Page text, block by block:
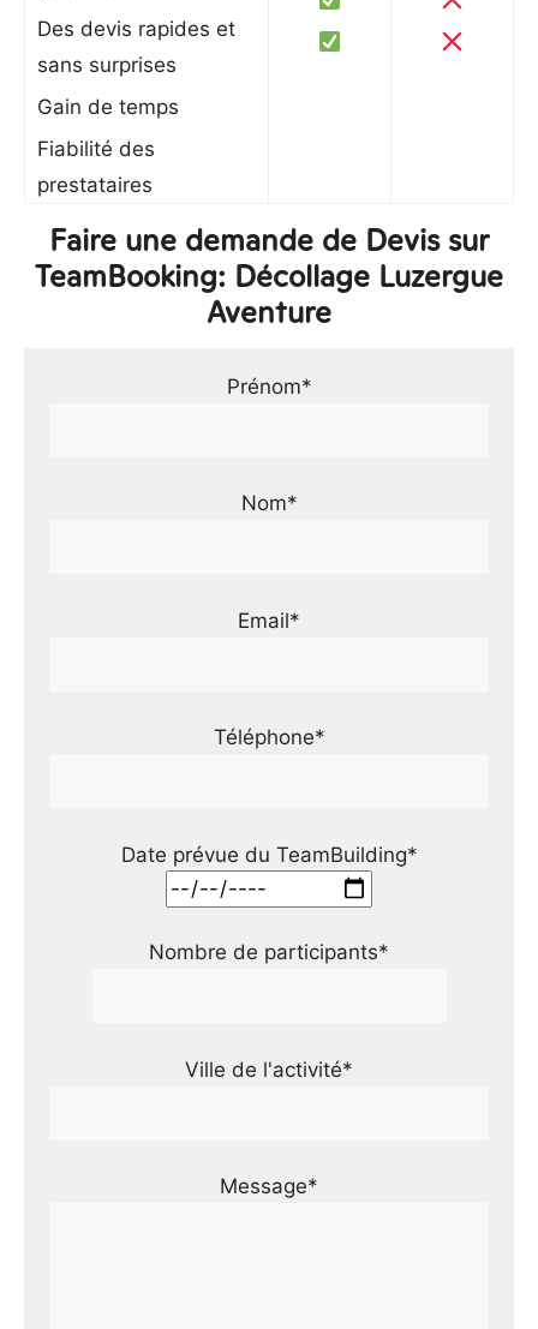
Des devis rapides et
sans surprises
Gain de temps
Fiabilité des
prestataires
Faire une demande de Devis sur
TeamBooking: Décollage Luzergue
Aventure
Prénom*
Nom*
Email*
Téléphone*
Date prévue du TeamBuilding*
Nombre de participants*
Ville de l'activité*
Message*